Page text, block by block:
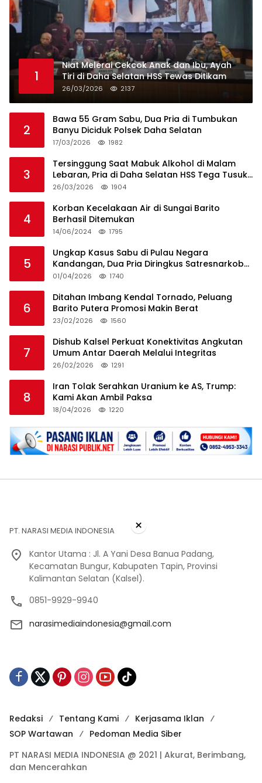
1
Niat Melerai Cekcok Anak dan Ibu, Ayah
Tiri di Daha Selatan HSS Tewas Ditikam
26/03/2026 2137
2
Bawa 55 Gram Sabu, Dua Pria di Tumbukan
Banyu Diciduk Polsek Daha Selatan
17/03/2026 1982
3
Tersinggung Saat Mabuk Alkohol di Malam
Lebaran, Pria di Daha Selatan HSS Tega Tusuk
Teman Sendiri
26/03/2026 1904
4
Korban Kecelakaan Air di Sungai Barito
Berhasil Ditemukan
14/06/2024 1795
5
Ungkap Kasus Sabu di Pulau Negara
Kandangan, Dua Pria Diringkus Satresnarkoba
HSS
01/04/2026 1740
6
Ditahan Imbang Kendal Tornado, Peluang
Barito Putera Promosi Makin Berat
23/02/2026 1560
7
Dishub Kalsel Perkuat Konektivitas Angkutan
Umum Antar Daerah Melalui Integritas
26/02/2026 1291
8
Iran Tolak Serahkan Uranium ke AS, Trump:
Kami Akan Ambil Paksa
18/04/2026 1220
PT. NARASI MEDIA INDONESIA
Kantor Utama : Jl. A Yani Desa Banua Padang,
Kecamatan Bungur, Kabupaten Tapin, Provinsi
Kalimantan Selatan (Kalsel).
0851-9929-9940
narasimediaindonesia@gmail.com
Redaksi Tentang Kami
Kerjasama Iklan
SOP Wartawan
Pedoman Media Siber
PT NARASI MEDIA INDONESIA @ 2021 | Akurat, Berimbang,
dan Mencerahkan
×